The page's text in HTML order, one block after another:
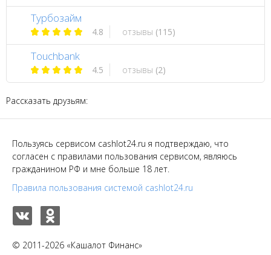
Турбозайм
4.8 отзывы (115)
Touchbank
4.5 отзывы (2)
Рассказать друзьям:
Пользуясь сервисом cashlot24.ru я подтверждаю, что
согласен с правилами пользования сервисом, являюсь
гражданином РФ и мне больше 18 лет.
Правила пользования системой cashlot24.ru
© 2011-2026 «Кашалот Финанс»